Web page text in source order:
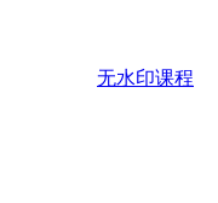
无水印课程